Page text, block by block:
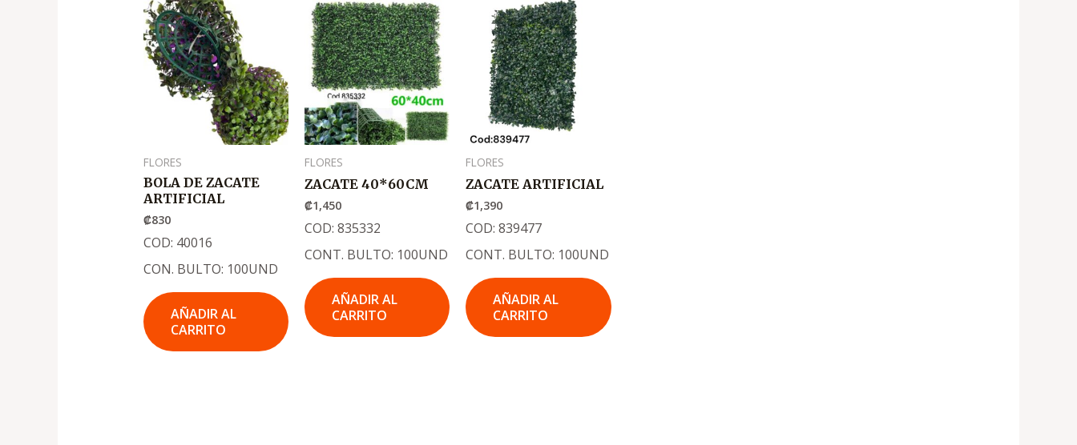
FLORES
BOLA DE ZACATE
ARTIFICIAL
₡830
COD: 40016
CON. BULTO: 100UND
AÑADIR AL
CARRITO
FLORES
ZACATE 40*60CM
₡1,450
COD: 835332
CONT. BULTO: 100UND
AÑADIR AL
CARRITO
FLORES
ZACATE ARTIFICIAL
₡1,390
COD: 839477
CONT. BULTO: 100UND
AÑADIR AL
CARRITO